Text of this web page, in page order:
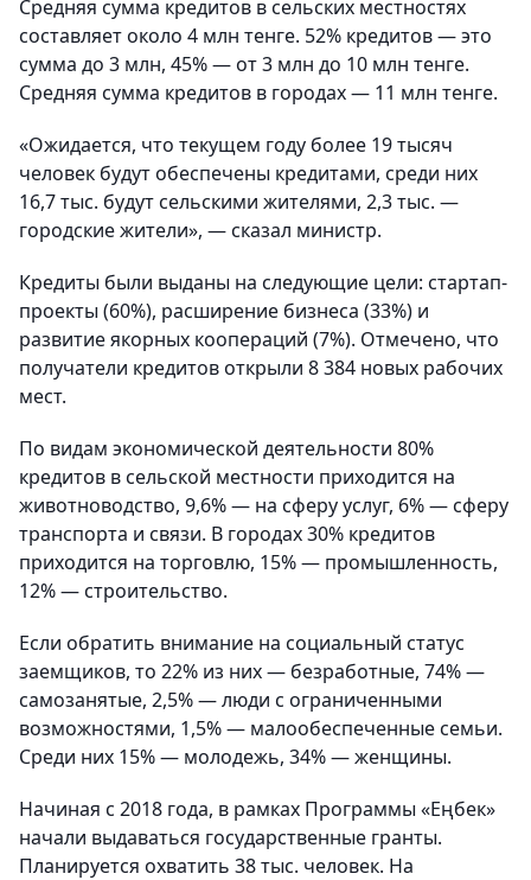
Средняя сумма кредитов в сельских местностях
составляет около 4 млн тенге. 52% кредитов — это
сумма до 3 млн, 45% — от 3 млн до 10 млн тенге.
Средняя сумма кредитов в городах — 11 млн тенге.
«Ожидается, что текущем году более 19 тысяч
человек будут обеспечены кредитами, среди них
16,7 тыс. будут сельскими жителями, 2,3 тыс. —
городские жители», — сказал министр.
Кредиты были выданы на следующие цели: стартап-
проекты (60%), расширение бизнеса (33%) и
развитие якорных коопераций (7%). Отмечено, что
получатели кредитов открыли 8 384 новых рабочих
мест.
По видам экономической деятельности 80%
кредитов в сельской местности приходится на
животноводство, 9,6% — на сферу услуг, 6% — сферу
транспорта и связи. В городах 30% кредитов
приходится на торговлю, 15% — промышленность,
12% — строительство.
Если обратить внимание на социальный статус
заемщиков, то 22% из них — безработные, 74% —
самозанятые, 2,5% — люди с ограниченными
возможностями, 1,5% — малообеспеченные семьи.
Среди них 15% — молодежь, 34% — женщины.
Начиная с 2018 года, в рамках Программы «Еңбек»
начали выдаваться государственные гранты.
Планируется охватить 38 тыс. человек. На